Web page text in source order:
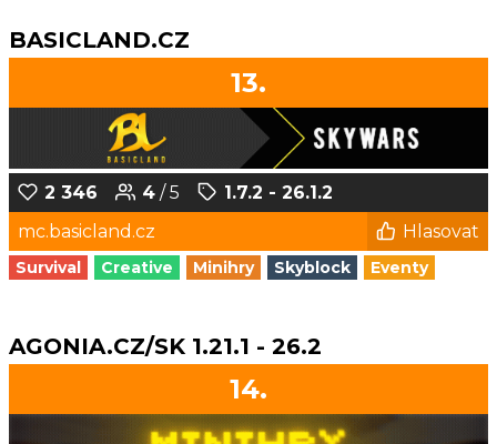
BASICLAND.CZ
13.
2 346 4 / 5
1.7.2 - 26.1.2
mc.basicland.cz
Hlasovat
Survival Creative Minihry Skyblock Eventy
AGONIA.CZ/SK 1.21.1 - 26.2
14.